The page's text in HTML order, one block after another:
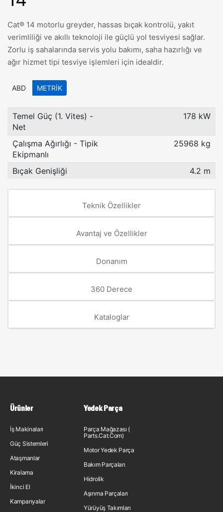
Cat® 14 motorlu greyder, hassas bıçak kontrolü, yakıt
verimliliği ve akıllı teknoloji ile güçlü yol tesviyesi sağlar.
Zorlu iş sahalarında servis yolu bakımı, saha hazırlığı ve
ağır hizmet tipi tesviye işlemleri için idealdir.
ABD METRIK
Temel Güç (1. Vites) -
Net
178 kW
Çalışma Ağırlığı - Tipik
Ekipmanlı
25968 kg
Bıçak Genişliği 4.2 m
Teknik Özellikler
Avantaj ve Özellikler
Donanım
360 Derece
Kataloglar
Ürünler
İş Makinaları
Güç Sistemleri
Ataşmanlar
Kiralama
İkinci El
Kampanyalar
Yedek Parça
Parça Mağazası (
Parts.Cat.Com)
Motor Yedek Parça
Bakım Parçaları
Hidrolik
Aşınma Parçaları
Yürüyüş Takımları